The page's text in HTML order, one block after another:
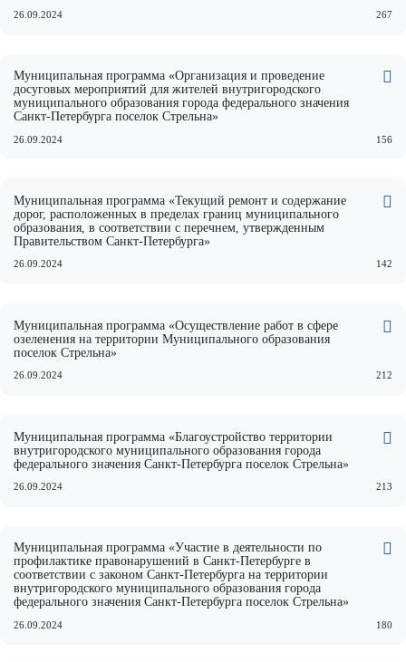
26.09.2024 267
Муниципальная программа «Организация и проведение
досуговых мероприятий для жителей внутригородского
муниципального образования города федерального значения
Санкт-Петербурга поселок Стрельна»
26.09.2024 156
Муниципальная программа «Текущий ремонт и содержание
дорог, расположенных в пределах границ муниципального
образования, в соответствии с перечнем, утвержденным
Правительством Санкт-Петербурга»
26.09.2024 142
Муниципальная программа «Осуществление работ в сфере
озеленения на территории Муниципального образования
поселок Стрельна»
26.09.2024 212
Муниципальная программа «Благоустройство территории
внутригородского муниципального образования города
федерального значения Санкт-Петербурга поселок Стрельна»
26.09.2024 213
Муниципальная программа «Участие в деятельности по
профилактике правонарушений в Санкт-Петербурге в
соответствии с законом Санкт-Петербурга на территории
внутригородского муниципального образования города
федерального значения Санкт-Петербурга поселок Стрельна»
26.09.2024 180